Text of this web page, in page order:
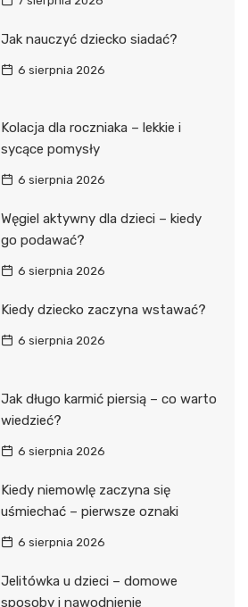
Jak nauczyć dziecko siadać?
6 sierpnia 2026
Kolacja dla roczniaka – lekkie i
sycące pomysły
6 sierpnia 2026
Węgiel aktywny dla dzieci – kiedy
go podawać?
6 sierpnia 2026
Kiedy dziecko zaczyna wstawać?
6 sierpnia 2026
Jak długo karmić piersią – co warto
wiedzieć?
6 sierpnia 2026
Kiedy niemowlę zaczyna się
uśmiechać – pierwsze oznaki
6 sierpnia 2026
Jelitówka u dzieci – domowe
sposoby i nawodnienie